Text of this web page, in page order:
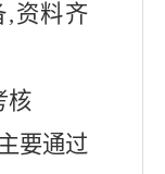
,资料齐
核
要通过